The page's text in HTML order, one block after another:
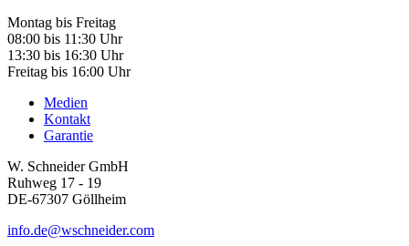
Montag bis Freitag
08:00 bis 11:30 Uhr
13:30 bis 16:30 Uhr
Freitag bis 16:00 Uhr
Medien
Kontakt
Garantie
W. Schneider GmbH
Ruhweg 17 - 19
DE-67307 Göllheim
info.de@wschneider.com